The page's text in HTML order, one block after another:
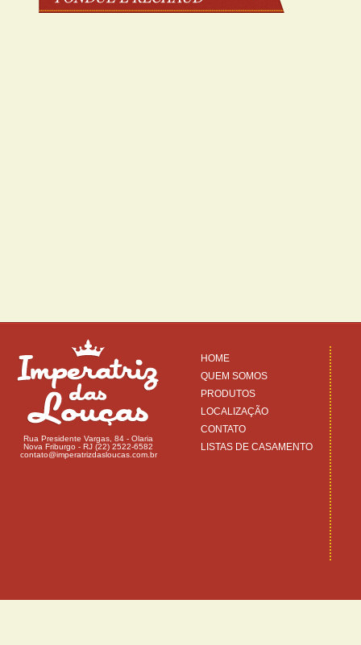
Rua Presidente Vargas, 84 - Olaria
Nova Friburgo - RJ (22) 2522-6582
contato@imperatrizdasloucas.com.br
HOME
QUEM SOMOS
PRODUTOS
LOCALIZAÇÃO
CONTATO
LISTAS DE CASAMENTO